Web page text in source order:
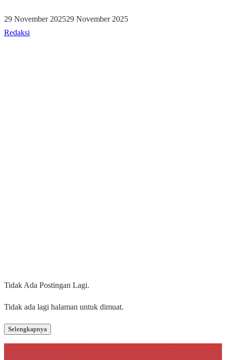
29 November 202529 November 2025
Redaksi
Tidak Ada Postingan Lagi.
Tidak ada lagi halaman untuk dimuat.
Selengkapnya